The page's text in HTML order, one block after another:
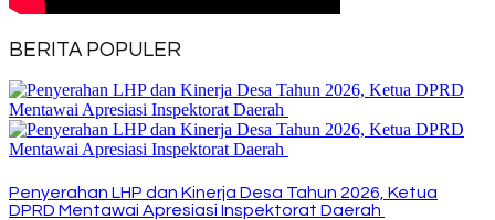
BERITA POPULER
Penyerahan LHP dan Kinerja Desa Tahun 2026, Ketua
DPRD Mentawai Apresiasi Inspektorat Daerah